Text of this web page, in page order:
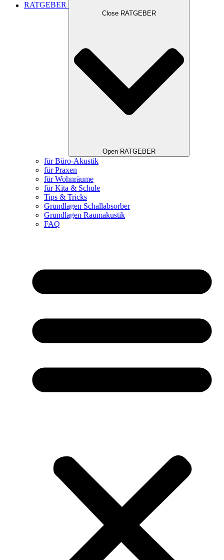
RATGEBER
Close RATGEBER
Open RATGEBER
für Büro-Akustik
für Praxen
für Wohnräume
für Kita & Schule
Tips & Tricks
Grundlagen Schallabsorber
Grundlagen Raumakustik
FAQ